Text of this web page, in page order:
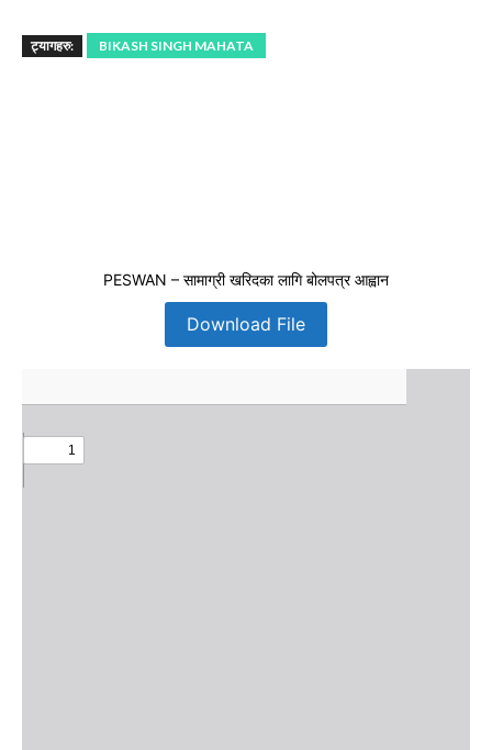
ट्यागहरु: BIKASH SINGH MAHATA
PESWAN – सामाग्री खरिदका लागि बोलपत्र आह्वान
Download File